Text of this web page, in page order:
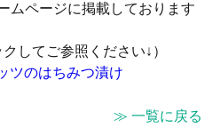
ムページに掲載しております
してご参照ください↓）
ツのはちみつ漬け
≫ 一覧に戻る